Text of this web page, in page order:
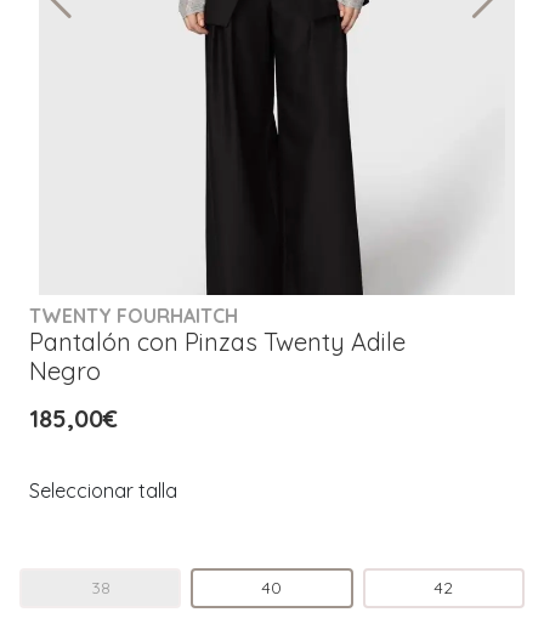
TWENTY FOURHAITCH
Pantalón con Pinzas Twenty Adile
Negro
185,00€
Seleccionar talla
38 40 42